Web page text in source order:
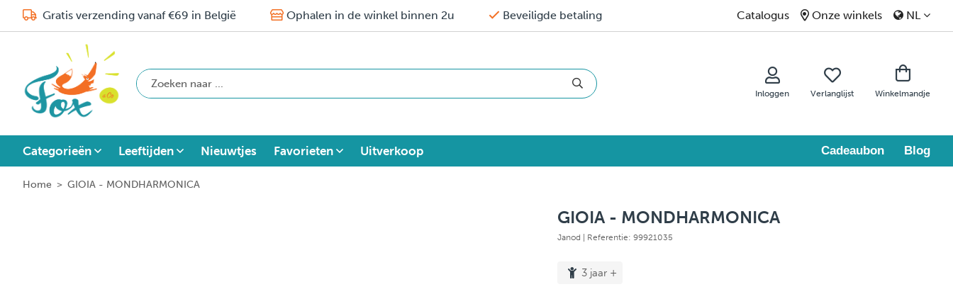
Gratis verzending vanaf €69 in België Ophalen in de winkel binnen 2u Beveiligde betaling Catalogus Onze winkels NL
Inloggen Verlanglijst Winkelmandje
Categorieën Leeftijden Nieuwtjes Favorieten Uitverkoop Cadeaubon Blog
Home > GIOIA - MONDHARMONICA
GIOIA - MONDHARMONICA
Janod | Referentie: 99921035
3 jaar +